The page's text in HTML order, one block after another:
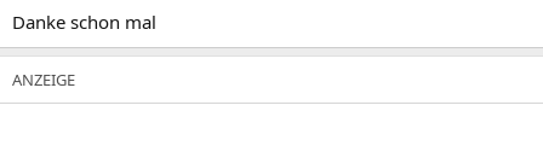
Danke schon mal